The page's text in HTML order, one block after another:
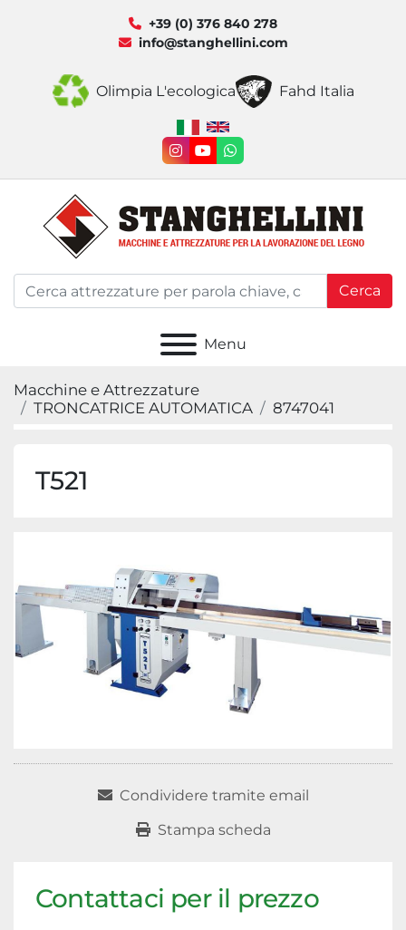
+39 (0) 376 840 278
info@stanghellini.com
Olimpia L'ecologica Fahd Italia
instagram
youtubewhatsapp
Cerca
Menu
Macchine e Attrezzature
TRONCATRICE AUTOMATICA
8747041
T521
Condividere tramite email
Stampa scheda
Contattaci per il prezzo